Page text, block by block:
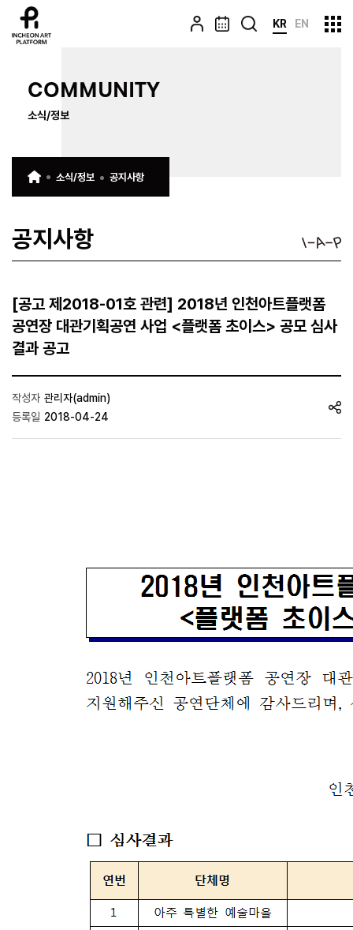
KR EN
COMMUNITY
소식/정보
소식/정보 공지사항
공지사항
[공고 제2018-01호 관련] 2018년 인천아트플랫폼
공연장 대관기획공연 사업 <플랫폼 초이스> 공모 심사
결과 공고
작성자 관리자(admin)
등록일 2018-04-24